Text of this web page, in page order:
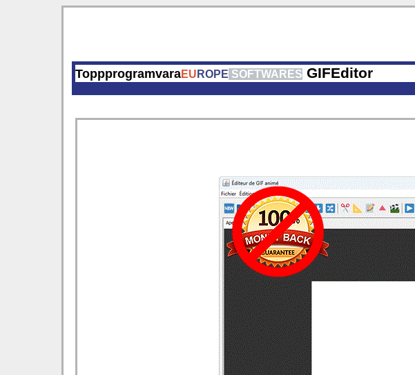
ToppprogramvaraEU ROPE SOFTWARES GIFEditor